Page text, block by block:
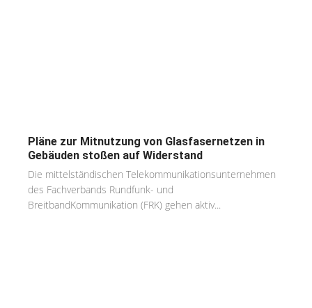
Pläne zur Mitnutzung von Glasfasernetzen in
Gebäuden stoßen auf Widerstand
Die mittelständischen Telekommunikationsunternehmen
des Fachverbands Rundfunk- und
BreitbandKommunikation (FRK) gehen aktiv...